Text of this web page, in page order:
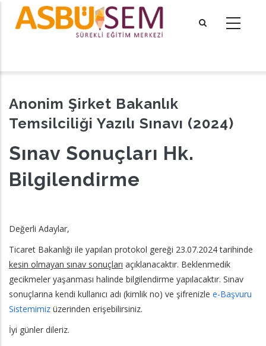
içeriğe
Anonim Şirket Bakanlık
Temsilciliği Yazılı Sınavı (2024)
Sınav Sonuçları Hk.
Bilgilendirme
Değerli Adaylar,
Ticaret Bakanlığı ile yapılan protokol gereği 23.07.2024 tarihinde
kesin olmayan sınav sonuçları açıklanacaktır. Beklenmedik
gecikmeler yaşanması halinde bilgilendirme yapılacaktır. Sınav
sonuçlarına kendi kullanıcı adı (kimlik no) ve şifrenizle e-Başvuru
Sistemimiz üzerinden erişebilirsiniz.
İyi günler dileriz.